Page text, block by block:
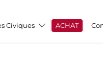
Civiques ACHAT